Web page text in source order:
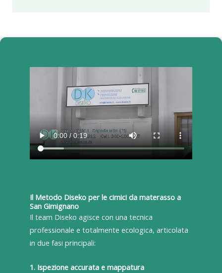
Il Metodo Diseko per le cimici da materasso a
San Gimignano
Il team Diseko agisce con una tecnica
professionale e totalmente ecologica, articolata
in due fasi principali:
1. Ispezione accurata e mappatura